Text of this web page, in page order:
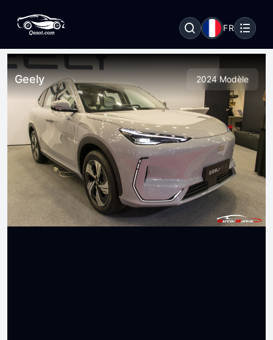
FR
Geely 2024 Modèle